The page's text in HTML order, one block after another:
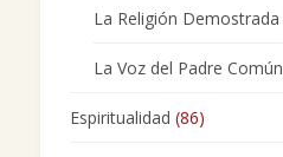
La Religión Demostrada
La Voz del Padre Común
Espiritualidad (86)